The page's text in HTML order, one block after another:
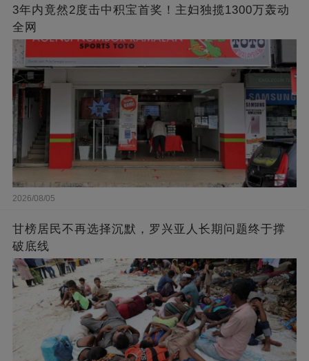
3年内竟然2度击中积宝首奖！主妇独揽1300万轰动
全网
2026/08/05
甘榜居民不再选择沉默，罗兴亚人长期问题终于撑
破底线